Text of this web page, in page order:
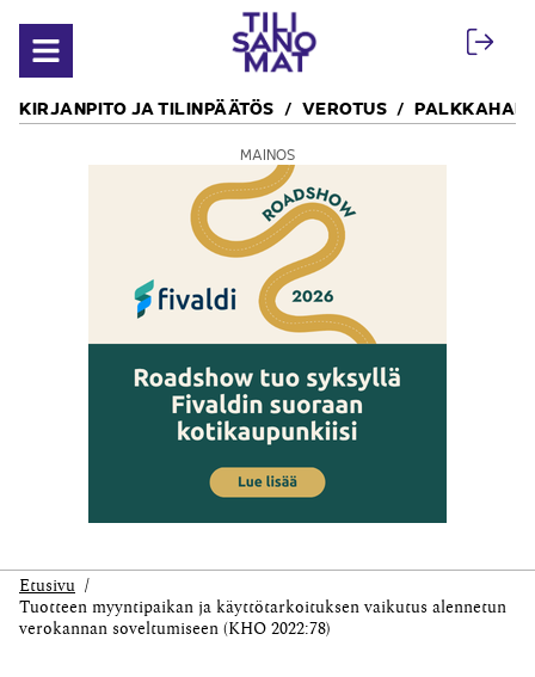
Avaa valikko
KIRJANPITO JA TILINPÄÄTÖS VEROTUS
MAINOS
Etusivu
Tuotteen myynti­paikan ja käyttö­tarkoituksen vaikutus alennetun
vero­kannan soveltumiseen (KHO 2022:78)